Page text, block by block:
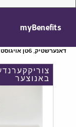
myBenefits
דאנערשטיק, 6טן אויגוסט 2026
באנוצער